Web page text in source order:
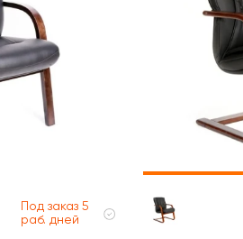
Под заказ 5
раб. дней